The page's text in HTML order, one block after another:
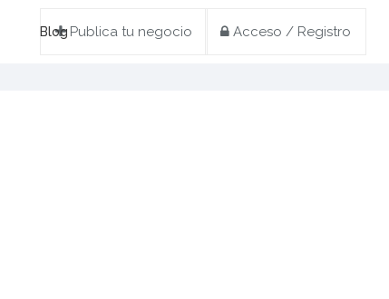
Publica tu negocio Acceso / Registro
Blog